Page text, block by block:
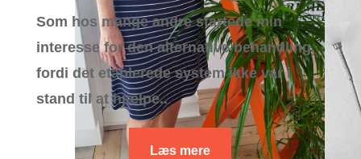
Som hos mange andre startede min
interesse for den alternative behandling,
fordi det etablerede system ikke var i
stand til at hjælpe..
Læs mere